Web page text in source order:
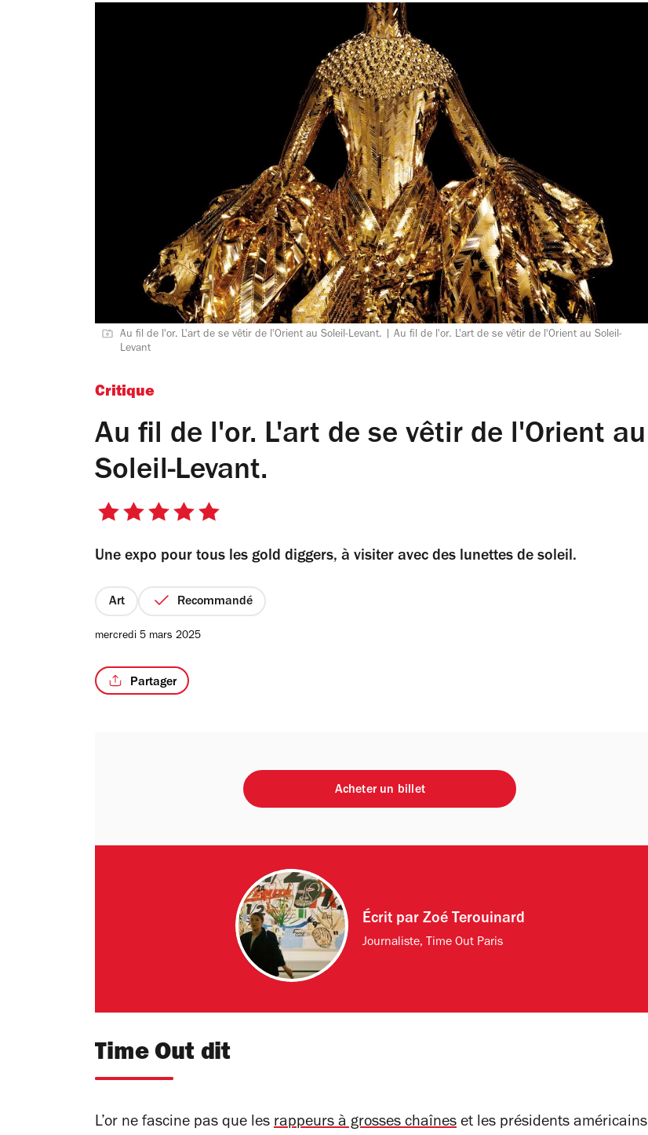
Au fil de l'or. L'art de se vêtir de l'Orient au Soleil-Levant. | Au fil de l'or. L'art de se vêtir de l'Orient au Soleil-
Levant
Critique
Au fil de l'or. L'art de se vêtir de l'Orient au
Soleil-Levant.
5
5
Une expo pour tous les gold diggers, à visiter avec des lunettes de soleil.
Art Recommandé
mercredi 5 mars 2025
Partager
Acheter un billet
Écrit par Zoé Terouinard
Journaliste, Time Out Paris
Time Out dit
L’or ne fascine pas que les rappeurs à grosses chaînes et les présidents américains